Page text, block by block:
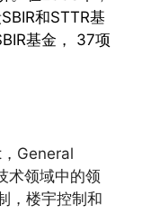
和STTR基
基金， 37项
General
术领域中的领
，楼宇控制和